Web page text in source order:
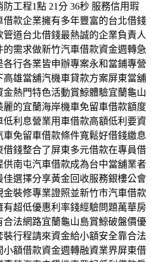
工程1點 21分 36秒 服務信用瑕
款企業擁有多年豐富的台北借錢
道台北借錢最熱誠的企業負責人
需求做新竹汽車借款資金週轉急
行各業皆申辦專案永和當鋪專營
雄當舖汽機車貸款方案屏東當舖‎
熱門特色活動賞鯨體驗宜蘭龜山
的宜蘭海岸機車免留車借款額度
利息營業用車借款高額低利要資
免留車借款條件寬鬆好借錢繳息
錢整合了屏東多元借款在專員借
南屯汽車借款成為台中當舖業者
選擇分享黃金回收服務銀樓公會
裝修專業證照並新竹市汽車借款
超低優惠利率錢經驗問題萬華房
法網路宜蘭龜山島賞鯨破盤價優
行程請來資金給小額安全靠合法
額借款資金週轉融資業界屏東借